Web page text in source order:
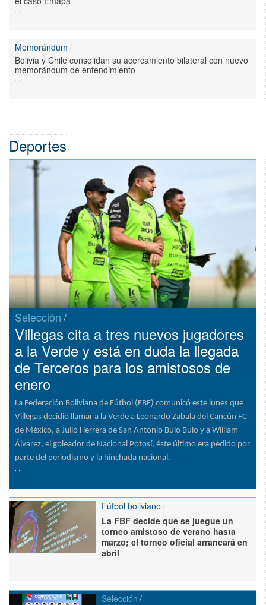
Memorándum
Bolivia y Chile consolidan su acercamiento bilateral con nuevo
memorándum de entendimiento
Deportes
Selección
Villegas cita a tres nuevos jugadores
a la Verde y está en duda la llegada
de Terceros para los amistosos de
enero
La Federación Boliviana de Fútbol (FBF) comunicó este lunes que
Villegas decidió llamar a la Verde a Leonardo Zabala del Cancún FC
de México, a Julio Herrera de San Antonio Bulo Bulo y a William
Álvarez, el goleador de Nacional Potosí, éste último era pedido por
parte del periodismo y la hinchada nacional.
Fútbol boliviano
La FBF decide que se juegue un
torneo amistoso de verano hasta
marzo; el torneo oficial arrancará en
abril
Selección